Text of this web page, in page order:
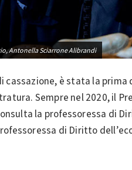
Antonella Sciarrone Alibrandi
cassazione, è stata la prima
Sempre nel 2020, il
la professoressa di
di Diritto